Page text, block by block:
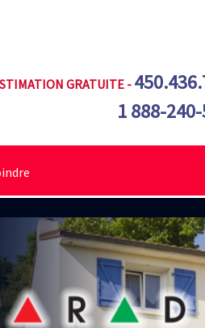
GRATUITE -
1 888-